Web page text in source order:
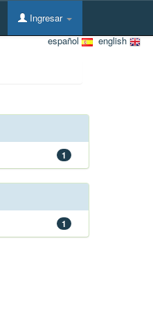
Ingresar
english
español
1
1